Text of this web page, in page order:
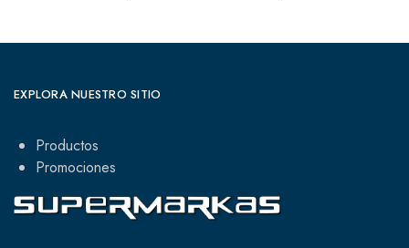
EXPLORA NUESTRO SITIO
Productos
Promociones